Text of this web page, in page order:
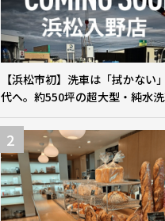
【浜松市初】洗車は「拭かない
代へ。約550坪の超大型・純水